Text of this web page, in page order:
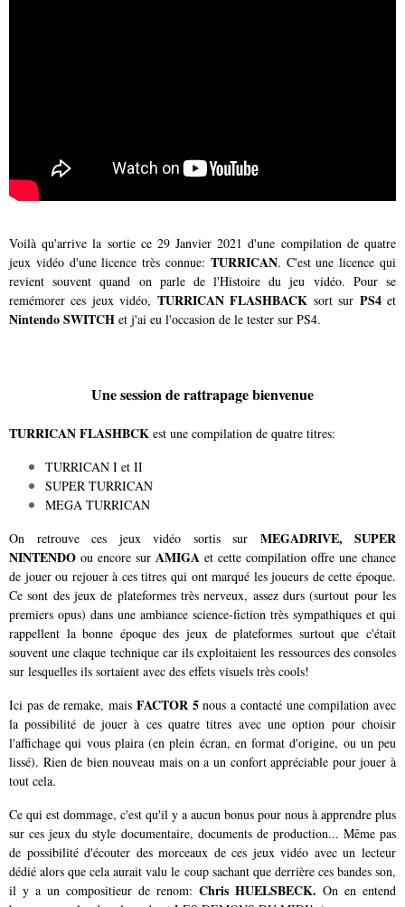
Voilà qu'arrive la sortie ce 29 Janvier 2021 d'une compilation de quatre
jeux vidéo d'une licence très connue: TURRICAN. C'est une licence qui
revient souvent quand on parle de l'Histoire du jeu vidéo. Pour se
remémorer ces jeux vidéo, TURRICAN FLASHBACK sort sur PS4et
Nintendo SWITCH et j'ai eu l'occasion de le tester sur PS4.
Une session de rattrapage bienvenue
TURRICAN FLASHBCK est une compilation de quatre titres:
TURRICAN I et II
SUPER TURRICAN
MEGA TURRICAN
On retrouve ces jeux vidéo sortis sur MEGADRIVE, SUPER
NINTENDO ou encore sur AMIGA et cette compilation offre une chance
de jouer ou rejouer à ces titres qui ont marqué les joueurs de cette époque.
Ce sont des jeux de plateformes très nerveux, assez durs (surtout pour les
premiers opus) dans une ambiance science-fiction très sympathiques et qui
rappellent la bonne époque des jeux de plateformes surtout que c'était
souvent une claque technique car ils exploitaient les ressources des consoles
sur lesquelles ils sortaient avec des effets visuels très cools!
Ici pas de remake, mais FACTOR 5nous a contacté une compilation avec
la possibilité de jouer à ces quatre titres avec une option pour choisir
l'affichage qui vous plaira (en plein écran, en format d'origine, ou un peu
lissé). Rien de bien nouveau mais on a un confort appréciable pour jouer à
tout cela.
Ce qui est dommage, c'est qu'il y a aucun bonus pour nous à apprendre plus
sur ces jeux du style documentaire, documents de production... Même pas
de possibilité d'écouter des morceaux de ces jeux vidéo avec un lecteur
dédié alors que cela aurait valu le coup sachant que derrière ces bandes son,
il y a un compositieur de renom: Chris HUELSBECK. On en entend